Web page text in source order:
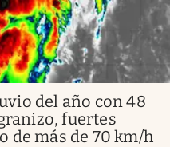
del año con 48
fuertes
de más de 70 km/h